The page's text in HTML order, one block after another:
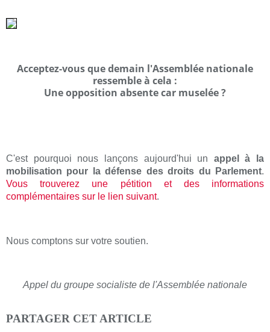
Acceptez-vous que demain l'Assemblée nationale
ressemble à cela :
Une opposition absente car muselée ?
C'est pourquoi nous lançons aujourd'hui un appel à la
mobilisation pour la défense des droits du Parlement.
Vous trouverez une pétition et des informations
complémentaires sur le lien suivant.
Nous comptons sur votre soutien.
Appel du groupe socialiste de l'Assemblée nationale
PARTAGER CET ARTICLE